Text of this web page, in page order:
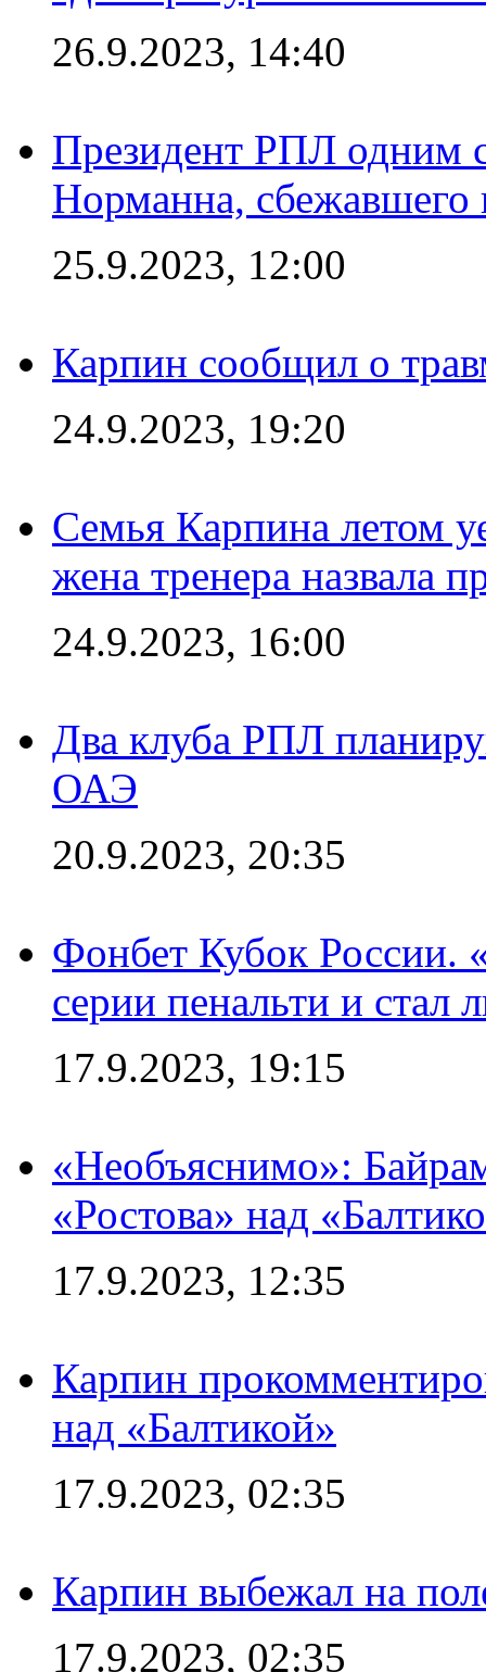
26.9.2023, 14:40
Президент РПЛ одним
Норманна, сбежавшего
25.9.2023, 12:00
Карпин сообщил о
24.9.2023, 19:20
Семья Карпина летом
жена тренера назвала
24.9.2023, 16:00
Два клуба РПЛ
ОАЭ
20.9.2023, 20:35
Фонбет Кубок России.
серии пенальти и стал
17.9.2023, 19:15
«Необъяснимо»:
«Ростова» над
17.9.2023, 12:35
Карпин
над «Балтикой»
17.9.2023, 02:35
Карпин выбежал на
17.9.2023, 02:35